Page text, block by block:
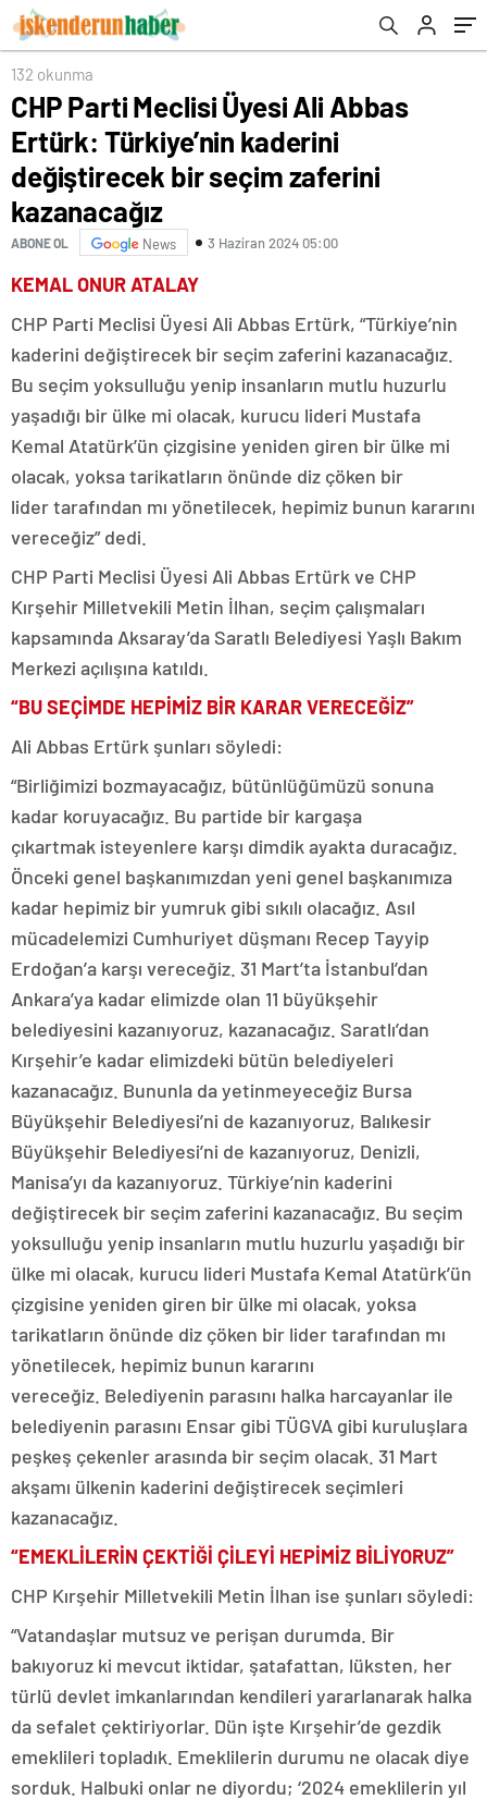
zaferini kazanacağız
132 okunma
CHP Parti Meclisi Üyesi Ali Abbas
Ertürk: Türkiye’nin kaderini
değiştirecek bir seçim zaferini
kazanacağız
ABONE OL News 3 Haziran 2024 05:00
KEMAL ONUR ATALAY
CHP Parti Meclisi Üyesi Ali Abbas Ertürk, “Türkiye’nin
kaderini değiştirecek bir seçim zaferini kazanacağız.
Bu seçim yoksulluğu yenip insanların mutlu huzurlu
yaşadığı bir ülke mi olacak, kurucu lideri Mustafa
Kemal Atatürk’ün çizgisine yeniden giren bir ülke mi
olacak, yoksa tarikatların önünde diz çöken bir
lider tarafından mı yönetilecek, hepimiz bunun kararını
vereceğiz” dedi.
CHP Parti Meclisi Üyesi Ali Abbas Ertürk ve CHP
Kırşehir Milletvekili Metin İlhan, seçim çalışmaları
kapsamında Aksaray’da Saratlı Belediyesi Yaşlı Bakım
Merkezi açılışına katıldı.
“BU SEÇİMDE HEPİMİZ BİR KARAR VERECEĞİZ”
Ali Abbas Ertürk şunları söyledi:
“Birliğimizi bozmayacağız, bütünlüğümüzü sonuna
kadar koruyacağız. Bu partide bir kargaşa
çıkartmak isteyenlere karşı dimdik ayakta duracağız.
Önceki genel başkanımızdan yeni genel başkanımıza
kadar hepimiz bir yumruk gibi sıkılı olacağız. Asıl
mücadelemizi Cumhuriyet düşmanı Recep Tayyip
Erdoğan’a karşı vereceğiz. 31 Mart’ta İstanbul’dan
Ankara’ya kadar elimizde olan 11 büyükşehir
belediyesini kazanıyoruz, kazanacağız. Saratlı’dan
Kırşehir’e kadar elimizdeki bütün belediyeleri
kazanacağız. Bununla da yetinmeyeceğiz Bursa
Büyükşehir Belediyesi’ni de kazanıyoruz, Balıkesir
Büyükşehir Belediyesi’ni de kazanıyoruz, Denizli,
Manisa’yı da kazanıyoruz. Türkiye’nin kaderini
değiştirecek bir seçim zaferini kazanacağız. Bu seçim
yoksulluğu yenip insanların mutlu huzurlu yaşadığı bir
ülke mi olacak, kurucu lideri Mustafa Kemal Atatürk’ün
çizgisine yeniden giren bir ülke mi olacak, yoksa
tarikatların önünde diz çöken bir lider tarafından mı
yönetilecek, hepimiz bunun kararını
vereceğiz. Belediyenin parasını halka harcayanlar ile
belediyenin parasını Ensar gibi TÜGVA gibi kuruluşlara
peşkeş çekenler arasında bir seçim olacak. 31 Mart
akşamı ülkenin kaderini değiştirecek seçimleri
kazanacağız.
“EMEKLİLERİN ÇEKTİĞİ ÇİLEYİ HEPİMİZ BİLİYORUZ”
CHP Kırşehir Milletvekili Metin İlhan ise şunları söyledi:
“Vatandaşlar mutsuz ve perişan durumda. Bir
bakıyoruz ki mevcut iktidar, şatafattan, lüksten, her
türlü devlet imkanlarından kendileri yararlanarak halka
da sefalet çektiriyorlar. Dün işte Kırşehir’de gezdik
emeklileri topladık. Emeklilerin durumu ne olacak diye
sorduk. Halbuki onlar ne diyordu; ‘2024 emeklilerin yıl